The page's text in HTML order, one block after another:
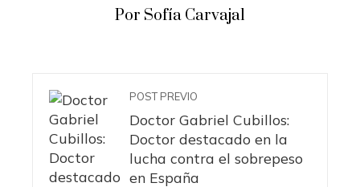
Por Sofía Carvajal
POST PREVIO
Doctor Gabriel Cubillos:
Doctor destacado en la
lucha contra el sobrepeso
en España